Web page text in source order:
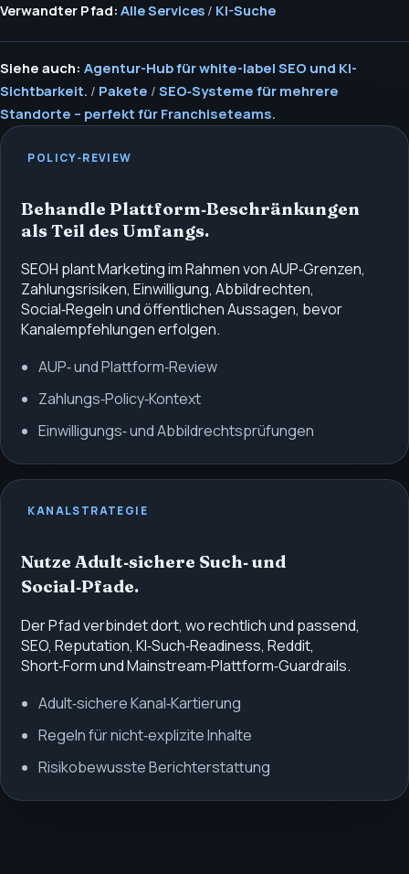
Verwandter Pfad: Alle Services / KI-Suche
Siehe auch: Agentur-Hub für white-label SEO und KI-
Sichtbarkeit. / Pakete / SEO‑Systeme für mehrere
Standorte – perfekt für Franchiseteams.
POLICY‑REVIEW
Behandle Plattform‑Beschränkungen
als Teil des Umfangs.
SEOH plant Marketing im Rahmen von AUP‑Grenzen,
Zahlungsrisiken, Einwilligung, Abbildrechten,
Social‑Regeln und öffentlichen Aussagen, bevor
Kanalempfehlungen erfolgen.
AUP‑ und Plattform‑Review
Zahlungs‑Policy‑Kontext
Einwilligungs‑ und Abbildrechtsprüfungen
KANALSTRATEGIE
Nutze Adult‑sichere Such‑ und
Social‑Pfade.
Der Pfad verbindet dort, wo rechtlich und passend,
SEO, Reputation, KI‑Such‑Readiness, Reddit,
Short‑Form und Mainstream‑Plattform‑Guardrails.
Adult‑sichere Kanal‑Kartierung
Regeln für nicht‑explizite Inhalte
Risikobewusste Berichterstattung